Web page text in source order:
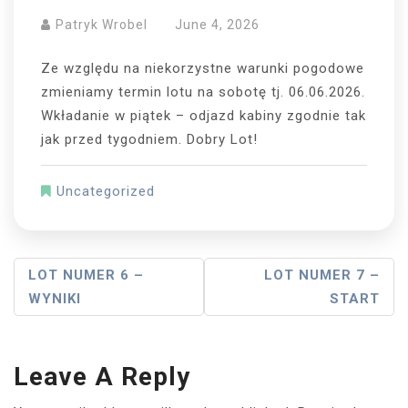
Patryk Wrobel June 4, 2026
Ze względu na niekorzystne warunki pogodowe
zmieniamy termin lotu na sobotę tj. 06.06.2026.
Wkładanie w piątek – odjazd kabiny zgodnie tak
jak przed tygodniem. Dobry Lot!
Uncategorized
Post
Navigation
LOT NUMER 6 –
WYNIKI
LOT NUMER 7 –
START
Leave A Reply